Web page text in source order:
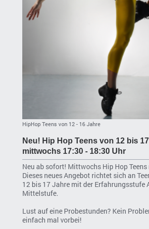
HipHop Teens von 12 - 16 Jahre
Neu! Hip Hop Teens von 12 bis
mittwochs 17:30 - 18:30 Uhr
Neu ab sofort! Mittwochs Hip Hop
Dieses neues Angebot richtet sich an
12 bis 17 Jahre mit der Erfahrungsstufe
Mittelstufe.
Lust auf eine Probestunden? Kein
einfach mal vorbei!